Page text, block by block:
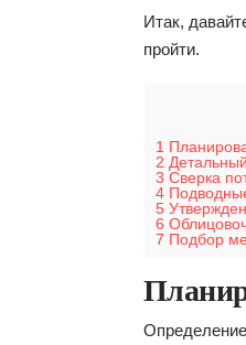
Итак,
пройти.
1
2
3 Сверка
4
5
6
7 Подбор